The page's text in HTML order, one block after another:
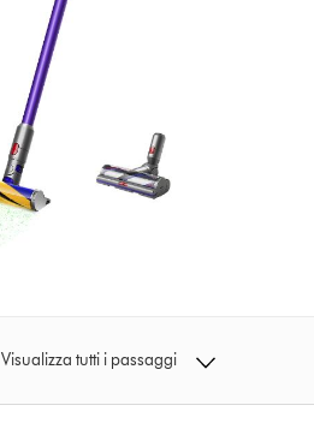
Visualizza tutti i passaggi